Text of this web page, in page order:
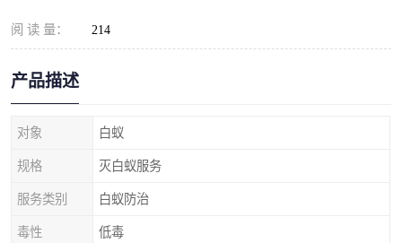
阅 读 量： 214
产品描述
对象 白蚁
规格 灭白蚁服务
服务类别 白蚁防治
毒性 低毒